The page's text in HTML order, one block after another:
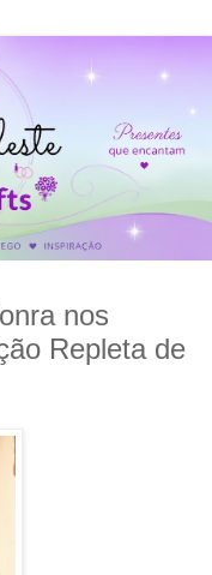
nos
Repleta de